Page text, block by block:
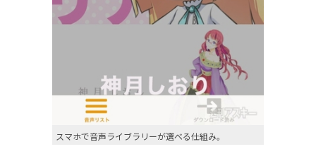
スマホで音声ライブラリーが選べる仕組み。